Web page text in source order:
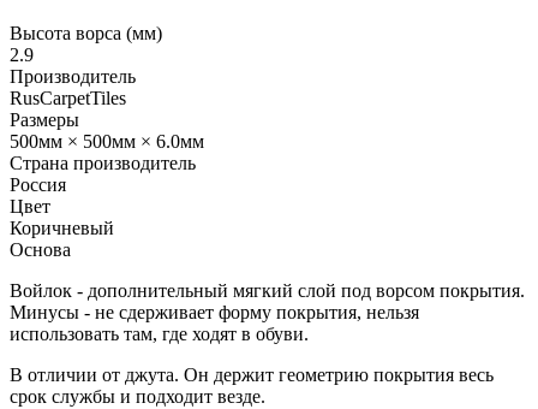
Высота ворса (мм)
2.9
Производитель
RusCarpetTiles
Размеры
500мм × 500мм × 6.0мм
Страна производитель
Россия
Цвет
Коричневый
Основа
Войлок - дополнительный мягкий слой под ворсом покрытия.
Минусы - не сдерживает форму покрытия, нельзя
использовать там, где ходят в обуви.
В отличии от джута. Он держит геометрию покрытия весь
срок службы и подходит везде.